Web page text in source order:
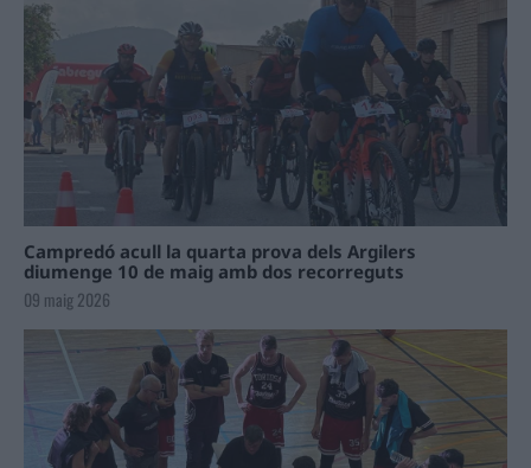
Campredó acull la quarta prova dels Argilers
diumenge 10 de maig amb dos recorreguts
09 maig 2026